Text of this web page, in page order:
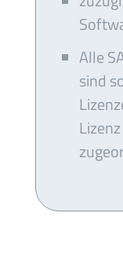
Alle
sind